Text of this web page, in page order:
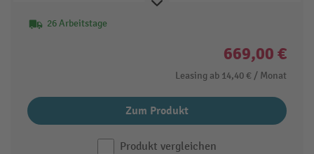
26 Arbeitstage
669,00 €
Leasing ab 14,40 € / Monat
Zum Produkt
Produkt vergleichen